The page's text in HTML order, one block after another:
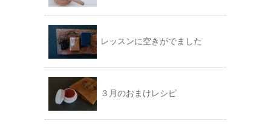
レッスンに空きがでました
３月のおまけレシピ